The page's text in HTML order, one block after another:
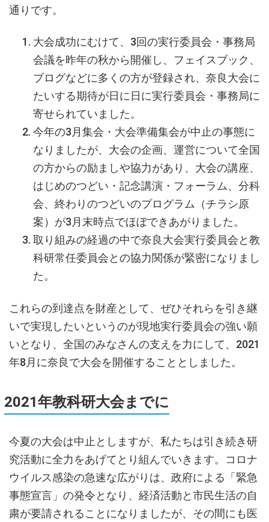
通りです。
大会成功にむけて、3回の実行委員会・事務局
会議を昨年の秋から開催し、フェイスブック、
ブログなどに多くの方が登録され、奈良大会に
たいする期待が日に日に実行委員会・事務局に
寄せられていました。
今年の3月集会・大会準備集会が中止の事態に
なりましたが、大会の企画、運営について全国
の方からの励ましや協力があり、大会の講座、
はじめのつどい・記念講演・フォーラム、分科
会、終わりのつどいのプログラム（チラシ原
案）が3月末時点でほぼできあがりました。
取り組みの経過の中で奈良大会実行委員会と教
科研常任委員会との協力関係が緊密になりまし
た。
これらの到達点を財産として、ぜひそれらを引き継
いで実現したいというのが現地実行委員会の強い願
いとなり、全国のみなさんの支えを力にして、2021
年8月に奈良で大会を開催することとしました。
2021年教科研大会までに
今夏の大会は中止としますが、私たちは引き続き研
究活動に全力をあげてとり組んでいきます。コロナ
ウイルス感染の急速な広がりは、政府による「緊急
事態宣言」の発令となり、経済活動と市民生活の自
粛が要請されることになりましたが、その間にも医